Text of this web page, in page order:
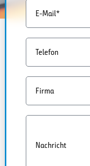
E-Mail*
Telefon
Firma
Nachricht